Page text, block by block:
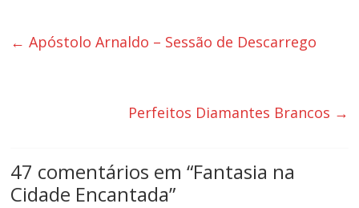
← Apóstolo Arnaldo – Sessão de Descarrego
Perfeitos Diamantes Brancos →
47 comentários em “Fantasia na
Cidade Encantada”